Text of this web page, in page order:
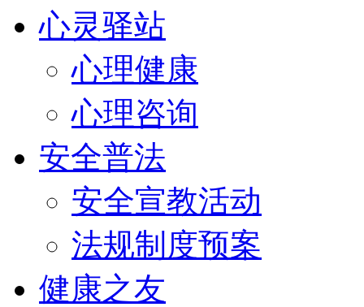
心灵驿站
心理健康
心理咨询
安全普法
安全宣教活动
法规制度预案
健康之友